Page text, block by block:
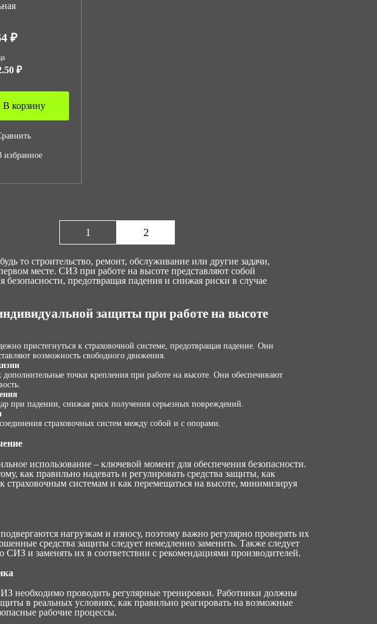
₽
₽
В корзину
избранное
1 2
то строительство, ремонт, обслуживание или другие задачи,
месте. СИЗ при работе на высоте представляют собой
безопасности, предотвращая падения и снижая риски в случае
защиты при работе на высоте
пристегнуться к страховочной системе, предотвращая падение. Они
возможность свободного движения.
точки крепления при работе на высоте. Они обеспечивают
при падении, снижая риск получения серьезных повреждений.
страховочных систем между собой и с опорами.
использование – ключевой момент для обеспечения безопасности.
как правильно надевать и регулировать средства защиты, как
страховочным системам и как перемещаться на высоте, минимизируя
нагрузкам и износу, поэтому важно регулярно проверять их
средства защиты следует немедленно заменить. Также следует
СИЗ и заменять их в соответствии с рекомендациями производителей.
необходимо проводить регулярные тренировки. Работники должны
в реальных условиях, как правильно реагировать на возможные
рабочие процессы.